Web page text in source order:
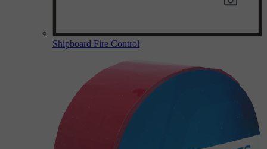
Shipboard Fire Control